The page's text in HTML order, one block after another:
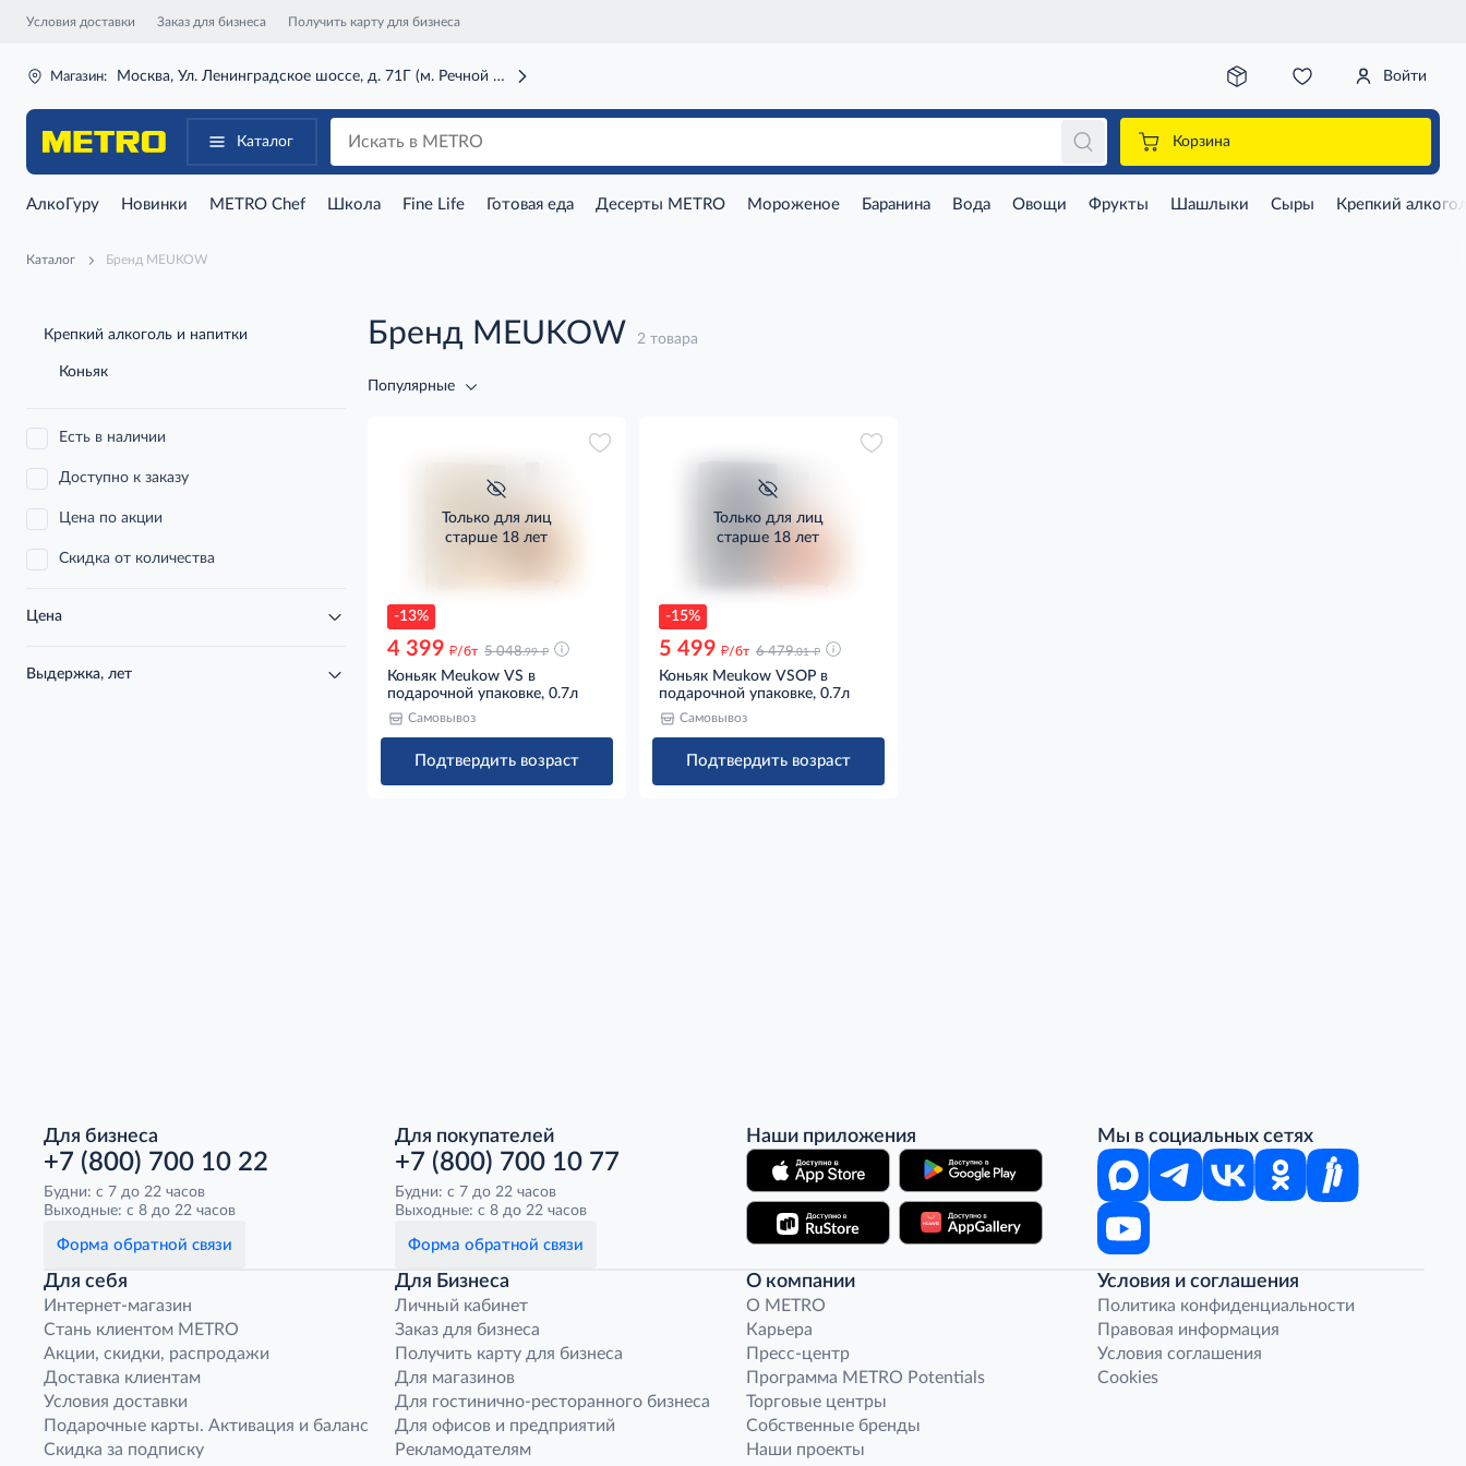
Условия доставки Заказ для бизнеса Получить карту для бизнеса
Магазин: Москва, Ул. Ленинградское шоссе, д. 71Г (м. Речной вокзал) Войти
Каталог Корзина
АлкоГуру Новинки METRO Chef Школа Fine Life Готовая еда Десерты METRO Мороженое Баранина Вода Овощи Фрукты Шашлыки Сыры Крепкий
Каталог Бренд MEUKOW
Крепкий алкоголь и напитки
Коньяк
Есть в наличии
Доступно к заказу
Цена по акции
Скидка от количества
Цена
Выдержка, лет
Бренд MEUKOW 2 товара
Популярные
-13%
Только для лиц
старше 18 лет
4 399 д/бт 5 048.99 д
Коньяк Meukow VS в
подарочной упаковке, 0.7л
Самовывоз
Подтвердить возраст
-15%
Только для лиц
старше 18 лет
5 499 д/бт 6 479.01 д
Коньяк Meukow VSOP в
подарочной упаковке, 0.7л
Самовывоз
Подтвердить возраст
Для бизнеса
+7 (800) 700 10 22
Будни: с 7 до 22 часов
Выходные: с 8 до 22 часов
Форма обратной связи
Для покупателей
+7 (800) 700 10 77
Будни: с 7 до 22 часов
Выходные: с 8 до 22 часов
Форма обратной связи
Наши приложения Мы в социальных сетях
Для себя
Интернет-магазин
Стань клиентом METRO
Акции, скидки, распродажи
Доставка клиентам
Условия доставки
Подарочные карты. Активация и баланс
Скидка за подписку
Для Бизнеса
Личный кабинет
Заказ для бизнеса
Получить карту для бизнеса
Для магазинов
Для гостинично-ресторанного бизнеса
Для офисов и предприятий
Рекламодателям
О компании
O METRO
Карьера
Пресс-центр
Программа METRO Potentials
Торговые центры
Собственные бренды
Наши проекты
Условия и соглашения
Политика конфиденциальности
Правовая информация
Условия соглашения
Cookies